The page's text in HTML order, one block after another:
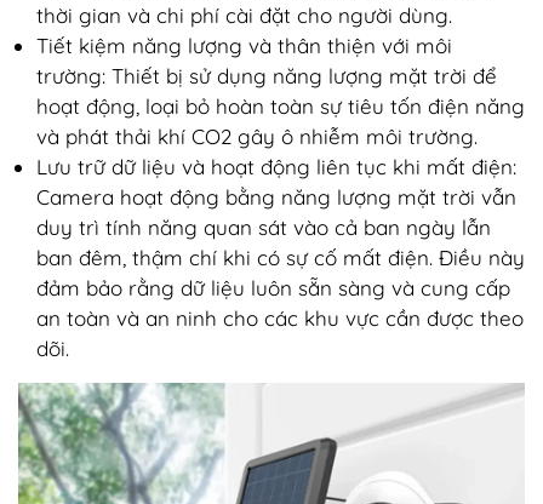
thời gian và chi phí cài đặt cho người dùng.
Tiết kiệm năng lượng và thân thiện với môi
trường: Thiết bị sử dụng năng lượng mặt trời để
hoạt động, loại bỏ hoàn toàn sự tiêu tốn điện năng
và phát thải khí CO2 gây ô nhiễm môi trường.
Lưu trữ dữ liệu và hoạt động liên tục khi mất điện:
Camera hoạt động bằng năng lượng mặt trời vẫn
duy trì tính năng quan sát vào cả ban ngày lẫn
ban đêm, thậm chí khi có sự cố mất điện. Điều này
đảm bảo rằng dữ liệu luôn sẵn sàng và cung cấp
an toàn và an ninh cho các khu vực cần được theo
dõi.